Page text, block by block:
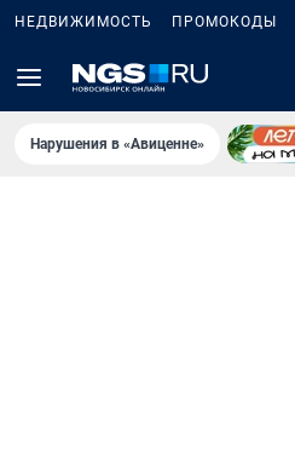
НЕДВИЖИМОСТЬ ПРОМОКОДЫ
Нарушения в «Авиценне»